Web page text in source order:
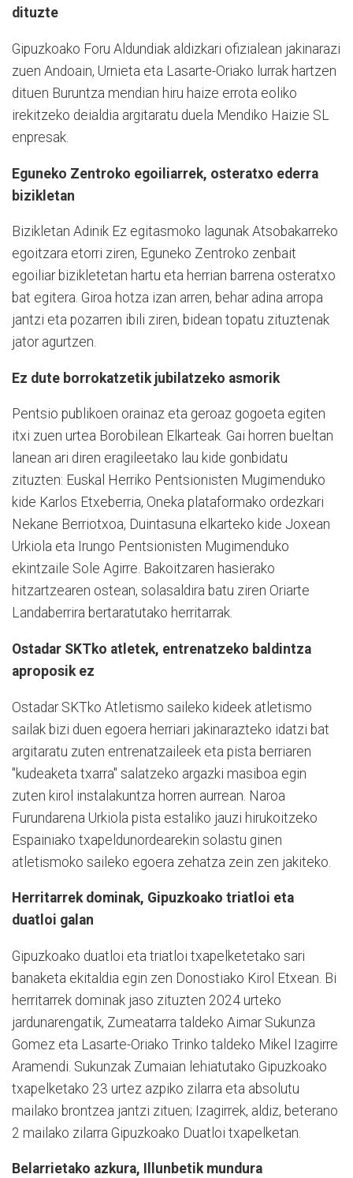
dituzte
Gipuzkoako Foru Aldundiak aldizkari ofizialean jakinarazi
zuen Andoain, Urnieta eta Lasarte-Oriako lurrak hartzen
dituen Buruntza mendian hiru haize errota eoliko
irekitzeko deialdia argitaratu duela Mendiko Haizie SL
enpresak.
Eguneko Zentroko egoiliarrek, osteratxo ederra
bizikletan
Bizikletan Adinik Ez egitasmoko lagunak Atsobakarreko
egoitzara etorri ziren, Eguneko Zentroko zenbait
egoiliar bizikletetan hartu eta herrian barrena osteratxo
bat egitera. Giroa hotza izan arren, behar adina arropa
jantzi eta pozarren ibili ziren, bidean topatu zituztenak
jator agurtzen.
Ez dute borrokatzetik jubilatzeko asmorik
Pentsio publikoen orainaz eta geroaz gogoeta egiten
itxi zuen urtea Borobilean Elkarteak. Gai horren bueltan
lanean ari diren eragileetako lau kide gonbidatu
zituzten: Euskal Herriko Pentsionisten Mugimenduko
kide Karlos Etxeberria, Oneka plataformako ordezkari
Nekane Berriotxoa, Duintasuna elkarteko kide Joxean
Urkiola eta Irungo Pentsionisten Mugimenduko
ekintzaile Sole Agirre. Bakoitzaren hasierako
hitzartzearen ostean, solasaldira batu ziren Oriarte
Landaberrira bertaratutako herritarrak.
Ostadar SKTko atletek, entrenatzeko baldintza
aproposik ez
Ostadar SKTko Atletismo saileko kideek atletismo
sailak bizi duen egoera herriari jakinarazteko idatzi bat
argitaratu zuten entrenatzaileek eta pista berriaren
"kudeaketa txarra" salatzeko argazki masiboa egin
zuten kirol instalakuntza horren aurrean. Naroa
Furundarena Urkiola pista estaliko jauzi hirukoitzeko
Espainiako txapeldunordearekin solastu ginen
atletismoko saileko egoera zehatza zein zen jakiteko.
Herritarrek dominak, Gipuzkoako triatloi eta
duatloi galan
Gipuzkoako duatloi eta triatloi txapelketetako sari
banaketa ekitaldia egin zen Donostiako Kirol Etxean. Bi
herritarrek dominak jaso zituzten 2024 urteko
jardunarengatik, Zumeatarra taldeko Aimar Sukunza
Gomez eta Lasarte-Oriako Trinko taldeko Mikel Izagirre
Aramendi. Sukunzak Zumaian lehiatutako Gipuzkoako
txapelketako 23 urtez azpiko zilarra eta absolutu
mailako brontzea jantzi zituen; Izagirrek, aldiz, beterano
2 mailako zilarra Gipuzkoako Duatloi txapelketan.
Belarrietako azkura, Illunbetik mundura